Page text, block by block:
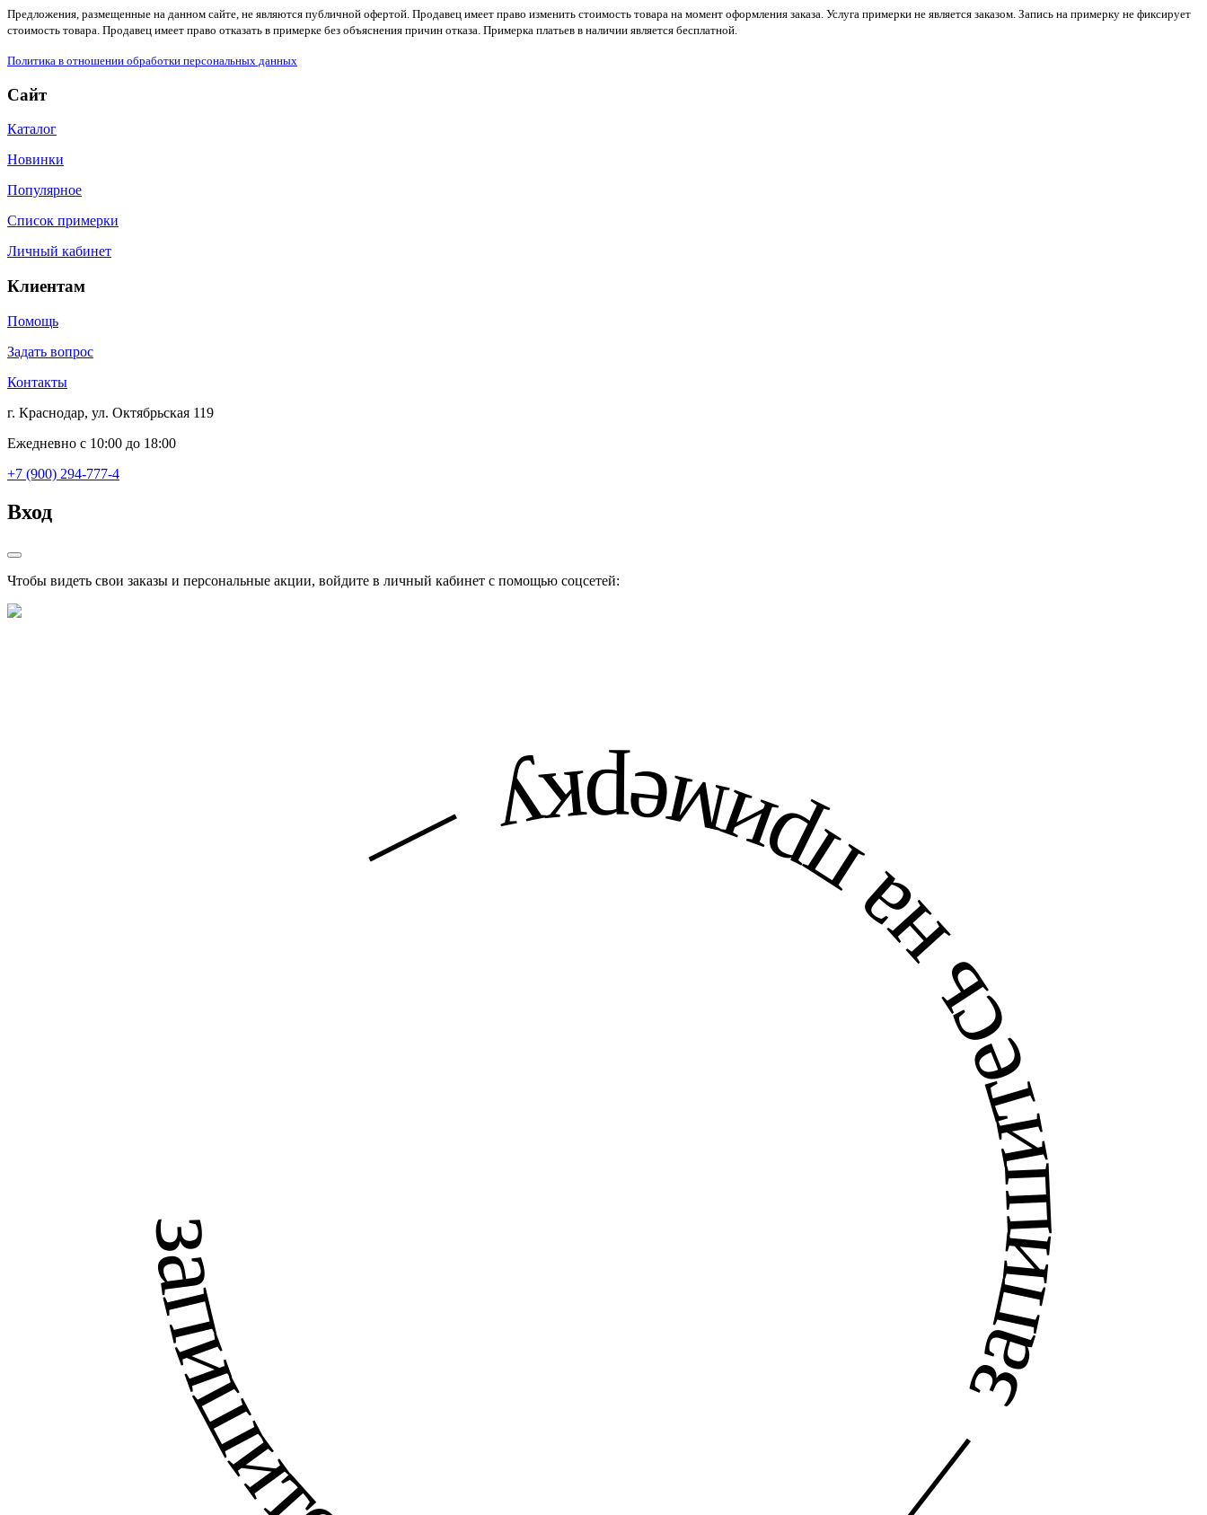
Предложения, размещенные на данном сайте, не являются публичной офертой. Продавец имеет право изменить стоимость товара на момент оформления заказа. Услуга примерки не является заказом. Запись на примерку не фиксирует
стоимость товара. Продавец имеет право отказать в примерке без объяснения причин отказа. Примерка платьев в наличии является бесплатной.
Политика в отношении обработки персональных данных
Сайт
Каталог
Новинки
Популярное
Список примерки
Личный кабинет
Клиентам
Помощь
Задать вопрос
Контакты
г. Краснодар, ул. Октябрьская 119
Ежедневно с 10:00 до 18:00
+7 (900) 294-777-4
Вход
Чтобы видеть свои заказы и персональные акции, войдите в личный кабинет с помощью соцсетей:
запишитесь на примерку — запишитесь на примерку —